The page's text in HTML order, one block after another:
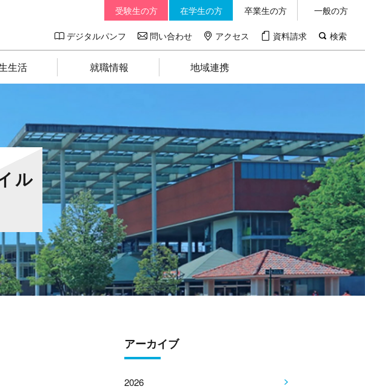
受験生の方 在学生の方 卒業生の方 一般の方
デジタルパンフ 問い合わせ アクセス 資料請求 検索
生活 就職情報 地域連携
ル
アーカイブ
2026